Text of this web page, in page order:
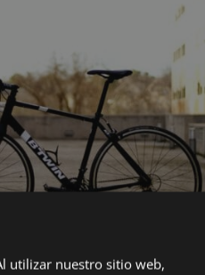
utilizar nuestro sitio web,